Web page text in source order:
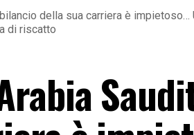
della sua carriera è
di riscatto